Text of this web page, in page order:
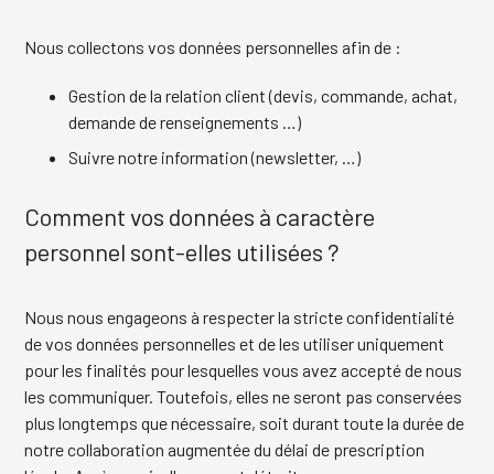
Nous collectons vos données personnelles afin de :
Gestion de la relation client (devis, commande, achat,
demande de renseignements …)
Suivre notre information (newsletter, …)
Comment vos données à caractère
personnel sont-elles utilisées ?
Nous nous engageons à respecter la stricte confidentialité
de vos données personnelles et de les utiliser uniquement
pour les finalités pour lesquelles vous avez accepté de nous
les communiquer. Toutefois, elles ne seront pas conservées
plus longtemps que nécessaire, soit durant toute la durée de
notre collaboration augmentée du délai de prescription